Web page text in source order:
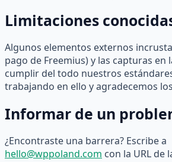
Limitaciones
Algunos elementos externos
pago de Freemius) y las capturas en
cumplir del todo nuestros
trabajando en ello y agradecemos
Informar de un
¿Encontraste una barrera? Escribe a
hello@wppoland.com con la URL de